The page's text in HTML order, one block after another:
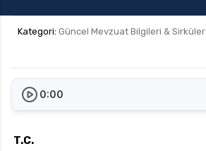
Kategori: Güncel Mevzuat Bilgileri & Sirküler
0:00
T.C.